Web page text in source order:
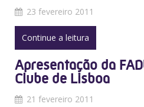
23 fevereiro 2011
Continue a leitura
Apresentação da
Clube de Lisboa
21 fevereiro 2011